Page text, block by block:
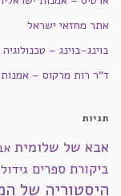
אתר מחזאי ישראל
בוינג-בוינג –
ד"ר רות מרקוס – אמנות
תגיות
אבא של שלומית
ביקורת ספרים
היסטוריה של